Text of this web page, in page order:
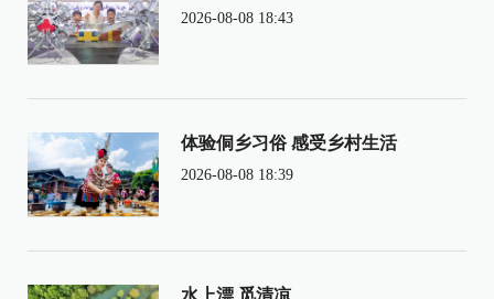
2026-08-08 18:43
体验侗乡习俗 感受乡村生活
2026-08-08 18:39
水上漂 觅清凉